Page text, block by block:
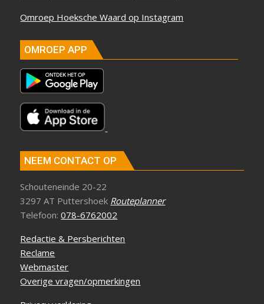
Omroep Hoeksche Waard op Instagram
OMROEP APP
NEEM CONTACT OP
Schouteneinde 20-22
3297 AT Puttershoek Routeplanner
Telefoon:078-6762002
Redactie & Persberichten
Reclame
Webmaster
Overige vragen/opmerkingen